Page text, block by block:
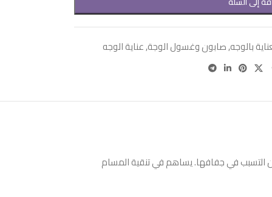
بالوجه,صابون وغسول الوجة,عناية الوجه
التسبب في جفافها. يساهم في تنقية المسام